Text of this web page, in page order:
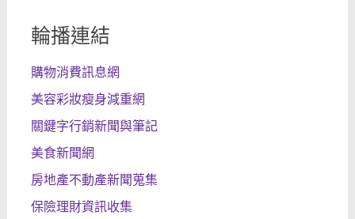
輪播連結
購物消費訊息網
美容彩妝瘦身減重網
關鍵字行銷新聞與筆記
美食新聞網
房地產不動產新聞蒐集
保險理財資訊收集